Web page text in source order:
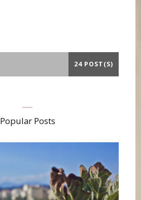
24 POST(S)
Popular Posts